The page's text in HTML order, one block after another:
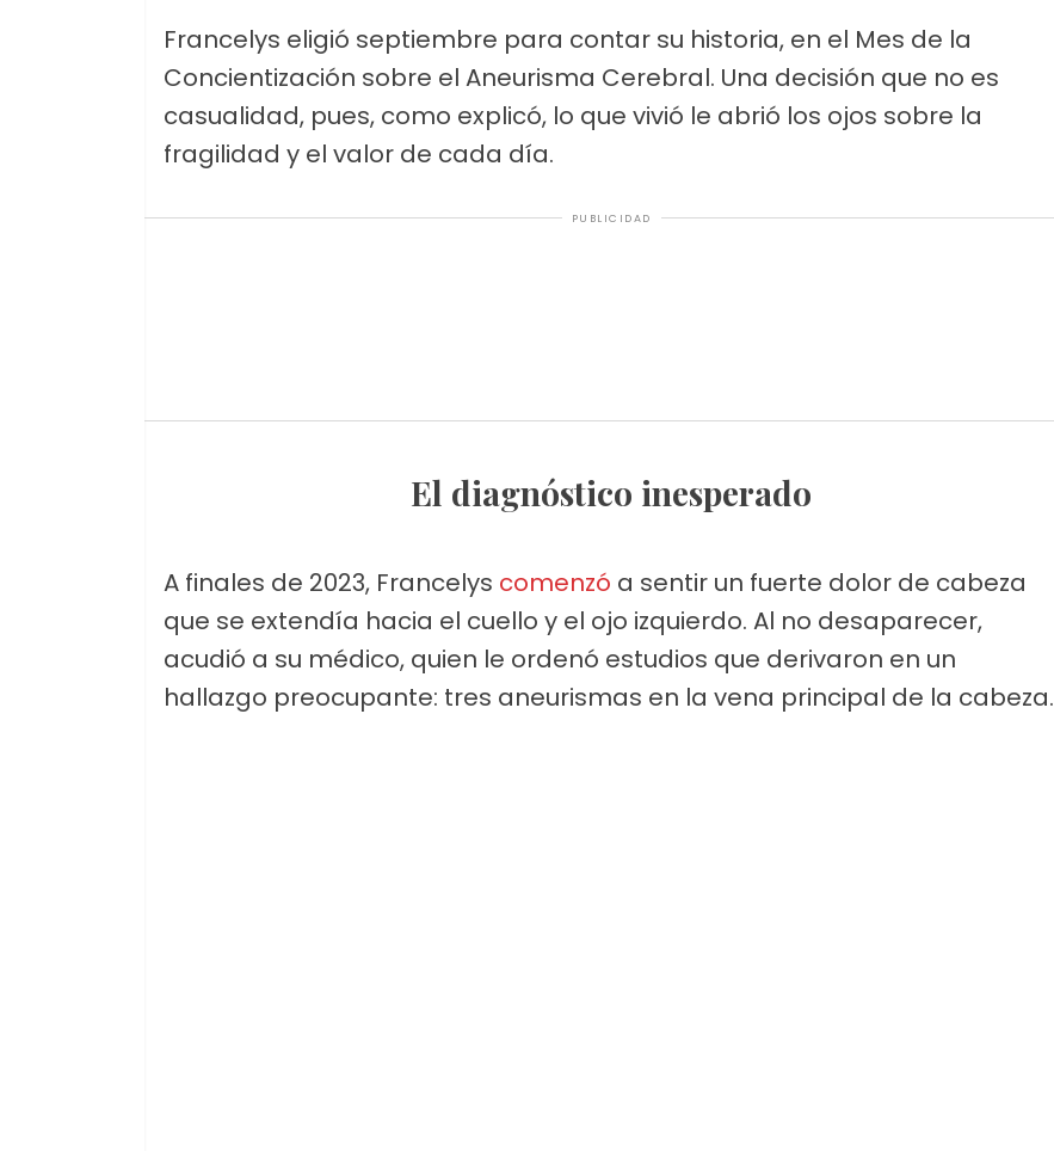
Francelys eligió septiembre para contar su historia, en el Mes de la
Concientización sobre el Aneurisma Cerebral. Una decisión que no es
casualidad, pues, como explicó, lo que vivió le abrió los ojos sobre la
fragilidad y el valor de cada día.
PUBLICIDAD
El diagnóstico inesperado
A finales de 2023, Francelys comenzó a sentir un fuerte dolor de cabeza
que se extendía hacia el cuello y el ojo izquierdo. Al no desaparecer,
acudió a su médico, quien le ordenó estudios que derivaron en un
hallazgo preocupante: tres aneurismas en la vena principal de la cabeza.